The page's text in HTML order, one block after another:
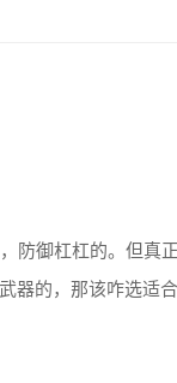
防御杠杠的。但真
器的，那该咋选适